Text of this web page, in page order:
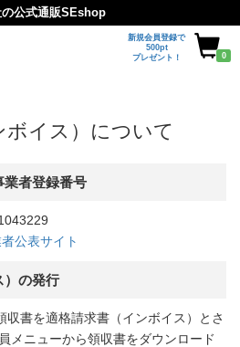
公式通販SEshop
新規会員登録で
500pt
プレゼント！
0
ボイス）について
業者登録番号
公表サイト
）の発行
書を適格請求書（インボイス）とさ
メニューから領収書をダウンロード